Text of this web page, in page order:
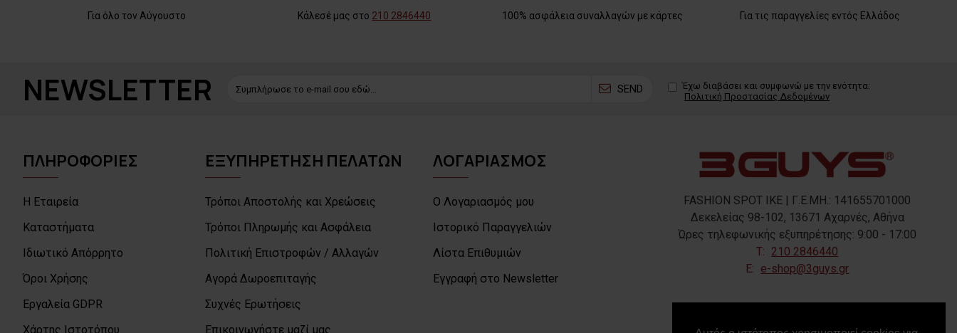
Για όλο τον Αύγουστο Κάλεσέ μας στο 210 2846440 100% ασφάλεια συναλλαγών με κάρτες Για τις παραγγελίες εντός Ελλάδος
NEWSLETTER SEND
Έχω διαβάσει και συμφωνώ με την ενότητα:
Πολιτική Προστασίας Δεδομένων
ΠΛΗΡΟΦΟΡΙΕΣ
Η Εταιρεία
Καταστήματα
Ιδιωτικό Απόρρητο
Όροι Χρήσης
Εργαλεία GDPR
Χάρτης Ιστοτόπου
ΕΞΥΠΗΡΕΤΗΣΗ ΠΕΛΑΤΩΝ
Τρόποι Αποστολής και Χρεώσεις
Τρόποι Πληρωμής και Ασφάλεια
Πολιτική Επιστροφών / Αλλαγών
Αγορά Δωροεπιταγής
Συχνές Ερωτήσεις
Επικοινωνήστε μαζί μας
ΛΟΓΑΡΙΑΣΜΟΣ
Ο Λογαριασμός μου
Ιστορικό Παραγγελιών
Λίστα Επιθυμιών
Εγγραφή στο Newsletter
FASHION SPOT IKE | Γ.Ε.ΜΗ.: 141655701000
Δεκελείας 98-102, 13671 Αχαρνές, Αθήνα
Ώρες τηλεφωνικής εξυπηρέτησης: 9:00 - 17:00
T: 210 2846440
E: e-shop@3guys.gr